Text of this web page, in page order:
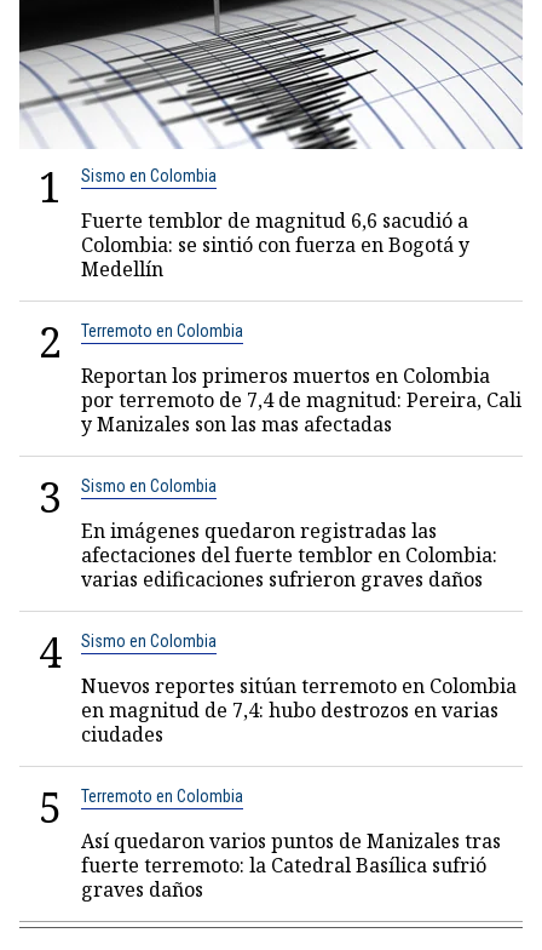
1 Sismo en Colombia
Fuerte temblor de magnitud 6,6 sacudió a
Colombia: se sintió con fuerza en Bogotá y
Medellín
2 Terremoto en Colombia
Reportan los primeros muertos en Colombia
por terremoto de 7,4 de magnitud: Pereira, Cali
y Manizales son las mas afectadas
3 Sismo en Colombia
En imágenes quedaron registradas las
afectaciones del fuerte temblor en Colombia:
varias edificaciones sufrieron graves daños
4 Sismo en Colombia
Nuevos reportes sitúan terremoto en Colombia
en magnitud de 7,4: hubo destrozos en varias
ciudades
5 Terremoto en Colombia
Así quedaron varios puntos de Manizales tras
fuerte terremoto: la Catedral Basílica sufrió
graves daños